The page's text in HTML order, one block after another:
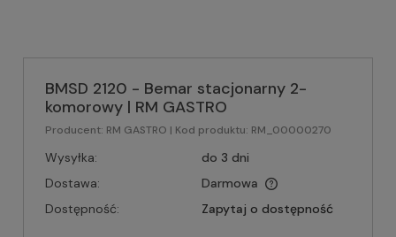
BMSD 2120 - Bemar stacjonarny 2-
komorowy | RM GASTRO
Producent: RM GASTRO | Kod produktu: RM_00000270
Wysyłka:
do 3 dni
Dostawa:
Darmowa
Dostępność:
Zapytaj o dostępność